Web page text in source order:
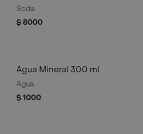
Soda.
$ 8000
Agua Mineral 300 ml
Agua
$ 1000